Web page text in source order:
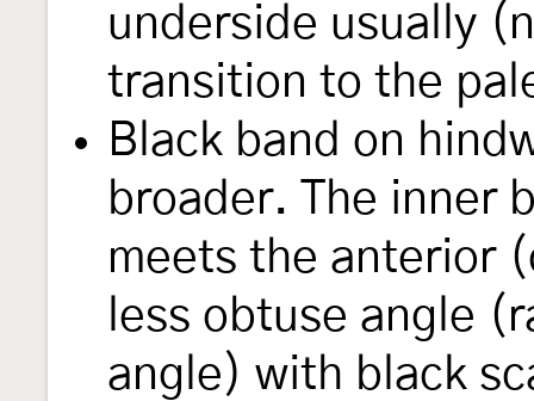
underside usually
transition to the
Black band on
broader. The inner
meets the anterior
less obtuse angle
angle) with black